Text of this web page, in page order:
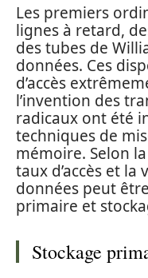
Les premiers
lignes à retard,
des tubes de
données. Ces
d’accès
l’invention des
radicaux ont été
techniques de
mémoire. Selon
taux d’accès et
données peut
primaire et
Stockage